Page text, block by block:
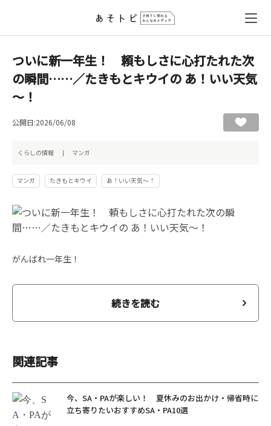
ついに新一年生！ 頼もしさに心打たれた次
の瞬間……／たきもとキウイの あ！いい天気
～！
公開日:2026/06/08
くらしの情報 マンガ
マンガ たきもとキウイ あ！いい天気～！
がんばれ一年生！
続きを読む
関連記事
今、SA・PAが楽しい！ 夏休みのお出かけ・帰省時に
立ち寄りたいおすすめSA・PA10選